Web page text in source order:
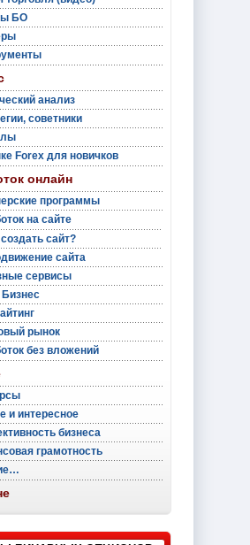
БО
анализ
советники
Forex для новичков
онлайн
программы
на сайте
создать сайт?
сайта
сервисы
рынок
без вложений
и интересное
бизнеса
грамотность